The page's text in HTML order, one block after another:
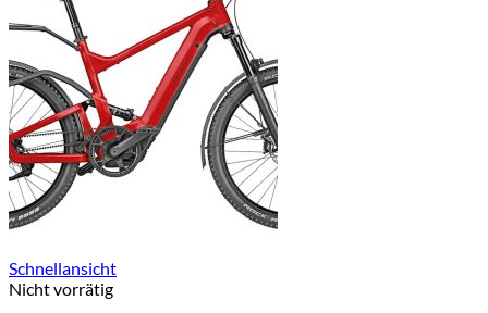
Schnellansicht
Nicht vorrätig